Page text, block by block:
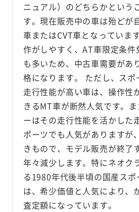
ニュアル）のどちらかという
す。現在販売中の車は殆どが
車またはCVT車となっていま
作がしやすく、AT車限定条件
も多いため、中古車需要があ
格になります。 ただし、スポ
走行性能が高い車は、操作性
きるMT車が断然人気です。
ーはその走行性能を活かした
ポーツでも人気がありますが
きもので、モデル販売が終了
年々減少します。特にネオク
る1980年代後半頃の国産ス
は、希少価値と人気により、
査定額になっています。